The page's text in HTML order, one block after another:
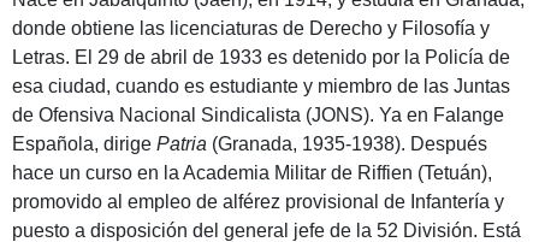
donde obtiene las licenciaturas de Derecho y Filosofía y
Letras. El 29 de abril de 1933 es detenido por la Policía de
esa ciudad, cuando es estudiante y miembro de las Juntas
de Ofensiva Nacional Sindicalista (JONS). Ya en Falange
Española, dirige Patria (Granada, 1935-1938). Después
hace un curso en la Academia Militar de Riffien (Tetuán),
promovido al empleo de alférez provisional de Infantería y
puesto a disposición del general jefe de la 52 División. Está